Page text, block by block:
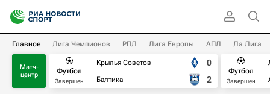
Главное Лига Чемпионов РПЛ Лига Европы АПЛ Ла Лига
Матч-
центр
Футбол
Завершен
Крылья Советов
Балтика
0
2
Футбол
Завершен